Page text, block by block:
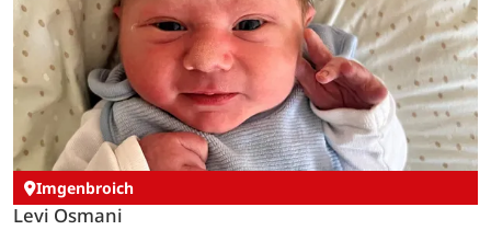
Imgenbroich
Levi Osmani